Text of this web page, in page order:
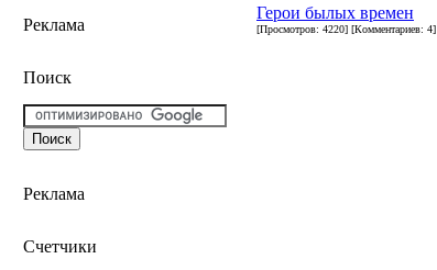
Реклама
Поиск
Реклама
Счетчики
Герои былых времен
[Просмотров: 4220] [Комментариев: 4]